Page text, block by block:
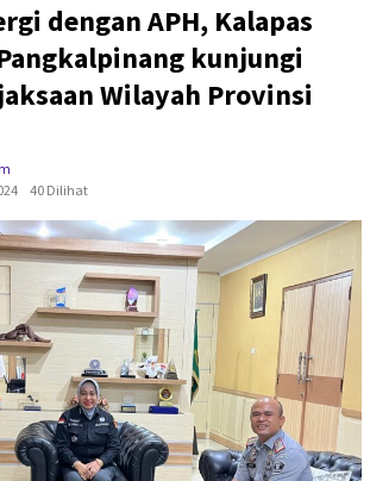
dengan APH, Kalapas
kunjungi
Wilayah Provinsi
40 Dilihat